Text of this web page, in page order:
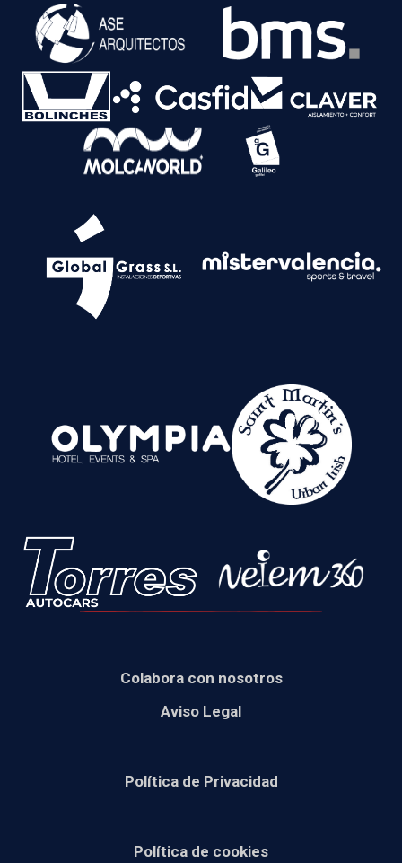
Colabora con nosotros
Aviso Legal
Política de Privacidad
Política de cookies